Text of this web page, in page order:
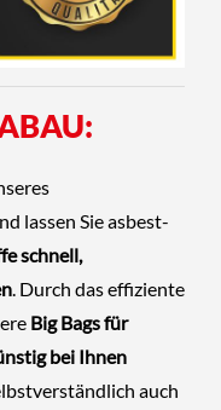
lassen Sie asbest-
schnell,
. Durch das effiziente
Big Bags für
bei Ihnen
auch